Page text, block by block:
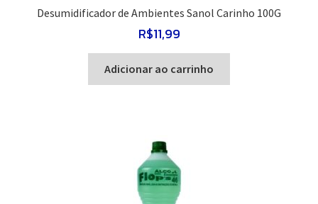
Desumidificador de Ambientes Sanol Carinho 100G
R$11,99
Adicionar ao carrinho